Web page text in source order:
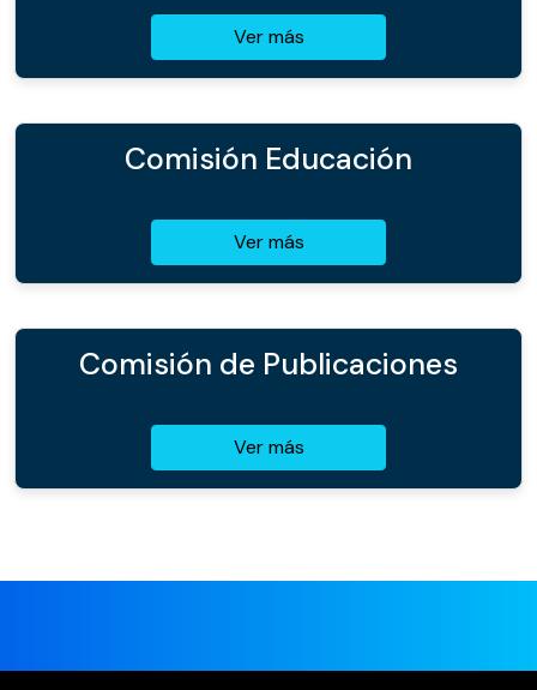
Ver más
Comisión Educación
Ver más
Comisión de Publicaciones
Ver más